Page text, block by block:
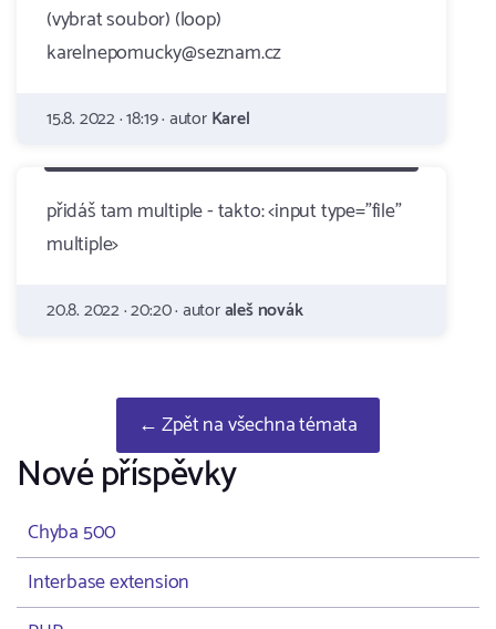
(vybrat soubor) (loop)
karelnepomucky@seznam.cz
15.8. 2022 · 18:19 · autorKarel
přidáš tam multiple - takto: <input type="file"
multiple>
20.8. 2022 · 20:20 · autoraleš novák
← Zpět na všechna témata
Nové příspěvky
Chyba 500
Interbase extension